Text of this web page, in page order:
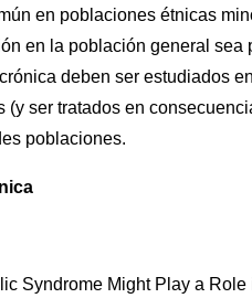
en poblaciones étnicas
en la población general
deben ser estudiados
ser tratados en
poblaciones.
Syndrome Might Play a